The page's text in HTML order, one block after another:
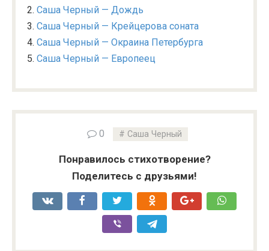
Саша Черный — Дождь
Саша Черный — Крейцерова соната
Саша Черный — Окраина Петербурга
Саша Черный — Европеец
0 Саша Черный
Понравилось стихотворение?
Поделитесь с друзьями!